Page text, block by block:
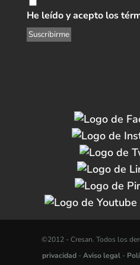
He leído y acepto los
©2012 -Cresan. Todos los
privacidad -Aviso legal -